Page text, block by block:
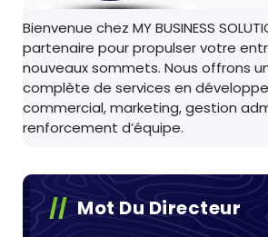
Bienvenue chez MY BUSINESS
partenaire pour propulser votre
nouveaux sommets. Nous offrons
complète de services en
commercial, marketing, gestion
renforcement d’équipe.
Mot Du Directeur